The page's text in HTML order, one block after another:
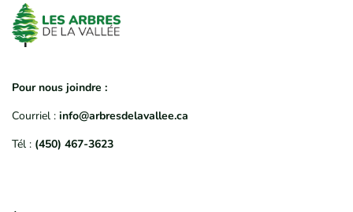
Pour nous joindre :
Courriel : info@arbresdelavallee.ca
Tél : (450) 467-3623